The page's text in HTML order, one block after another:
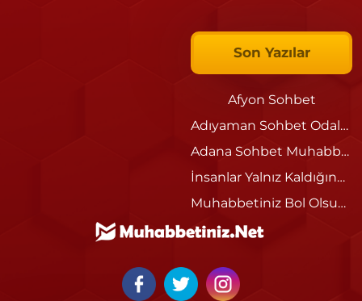
Son Yazılar
Afyon Sohbet
Adıyaman Sohbet Odaları
Adana Sohbet Muhabbet Siteleri
İnsanlar Yalnız Kaldığında Neden Sohbet Etmek İster?
Muhabbetiniz Bol Olsun Ne Demek?